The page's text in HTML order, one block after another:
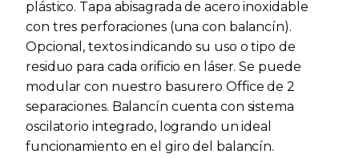
plástico. Tapa abisagrada de acero inoxidable
con tres perforaciones (una con balancín).
Opcional, textos indicando su uso o tipo de
residuo para cada orificio en láser. Se puede
modular con nuestro basurero Office de 2
separaciones. Balancín cuenta con sistema
oscilatorio integrado, logrando un ideal
funcionamiento en el giro del balancín.